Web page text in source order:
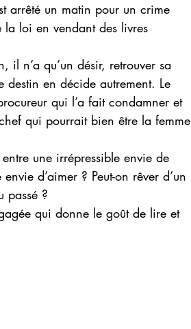
arrêté un matin pour un crime
la loi en vendant des livres
il n’a qu’un désir, retrouver sa
en décide autrement. Le
qui l’a fait condamner et
qui pourrait bien être la femme
une irrépressible envie de
d’aimer ? Peut-on rêver d’un
passé ?
qui donne le goût de lire et